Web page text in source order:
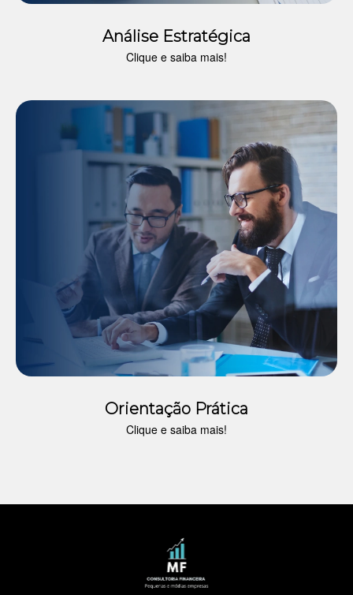
Análise Estratégica
Clique e saiba mais!
Orientação Prática
Clique e saiba mais!